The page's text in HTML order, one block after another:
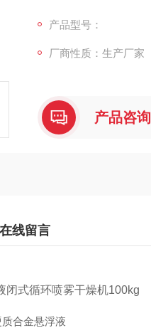
2.溶剂成分:酒精
3.循环气体:氮气
5.料浆P值:中性
产品型号：
厂商性质：生产厂家
产品咨询
在线留言
闭式循环喷雾干燥机100kg
合金悬浮液